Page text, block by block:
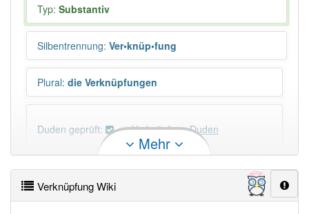
Typ: Substantiv
Silbentrennung: Ver•knüp•fung
Plural: die Verknüpfungen
Duden geprüft: Verknüpfung Duden
×
Wörter, die mit "-ung" enden, haben fast immer
Mehr
Verknüpfung Wiki